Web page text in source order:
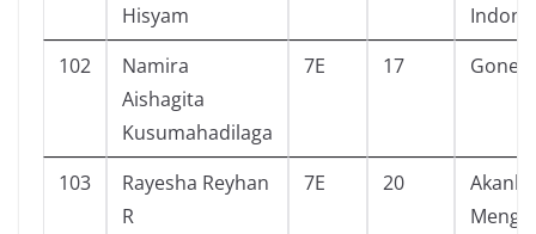
Hisyam
102
Namira
Aishagita
Kusumahadilaga
7E 17 Gone
103
Rayesha Reyhan
R
7E 20